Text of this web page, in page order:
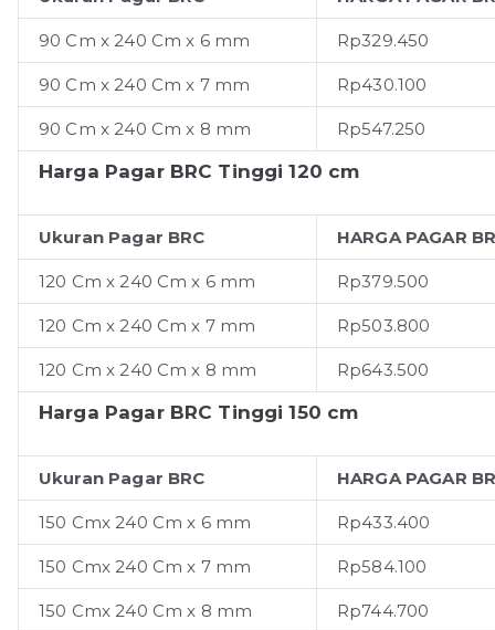
90 Cm x 240 Cm x 6 mm Rp329.450
90 Cm x 240 Cm x 7 mm Rp430.100
90 Cm x 240 Cm x 8 mm Rp547.250
Harga Pagar BRC Tinggi 120 cm
Ukuran Pagar BRC HARGA PAGAR
120 Cm x 240 Cm x 6 mm Rp379.500
120 Cm x 240 Cm x 7 mm Rp503.800
120 Cm x 240 Cm x 8 mm Rp643.500
Harga Pagar BRC Tinggi 150 cm
Ukuran Pagar BRC HARGA PAGAR
150 Cmx 240 Cm x 6 mm Rp433.400
150 Cmx 240 Cm x 7 mm Rp584.100
150 Cmx 240 Cm x 8 mm Rp744.700